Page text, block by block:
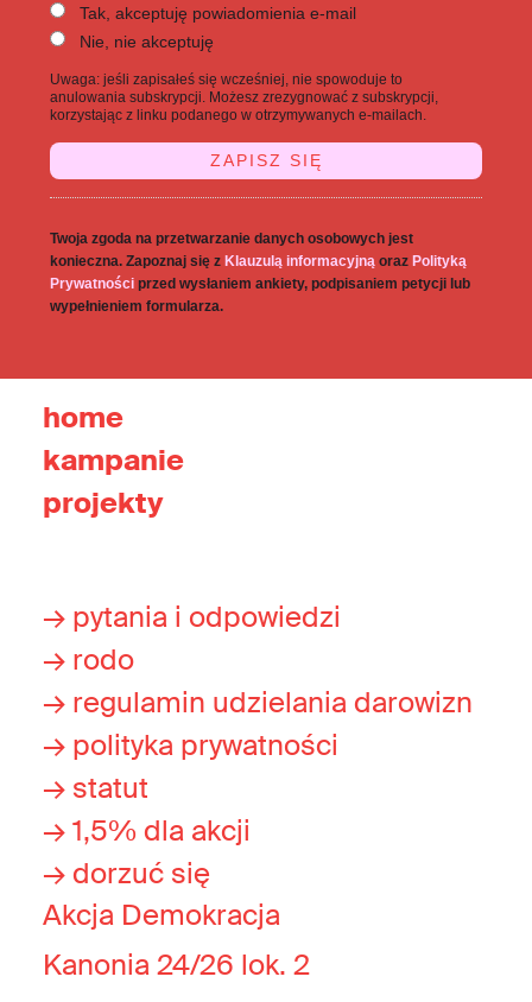
Tak, akceptuję powiadomienia e-mail
Nie, nie akceptuję
Uwaga: jeśli zapisałeś się wcześniej, nie spowoduje to
anulowania subskrypcji. Możesz zrezygnować z subskrypcji,
korzystając z linku podanego w otrzymywanych e-mailach.
Twoja zgoda na przetwarzanie danych osobowych jest
konieczna. Zapoznaj się zKlauzulą informacyjną orazPolityką
Prywatności przed wysłaniem ankiety, podpisaniem petycji lub
wypełnieniem formularza.
home
kampanie
projekty
→ pytania i odpowiedzi
→ rodo
→ regulamin udzielania darowizn
→ polityka prywatności
→ statut
→ 1,5% dla akcji
→ dorzuć się
Akcja Demokracja
Kanonia 24/26 lok. 2